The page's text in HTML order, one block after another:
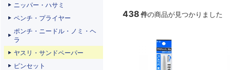
438件の商品が見つかりました
ニッパー・ハサミ
ペンチ・プライヤー
ポンチ・ニードル・ノミ・ヘ
ラ
ヤスリ・サンドペーパー
ピンセット